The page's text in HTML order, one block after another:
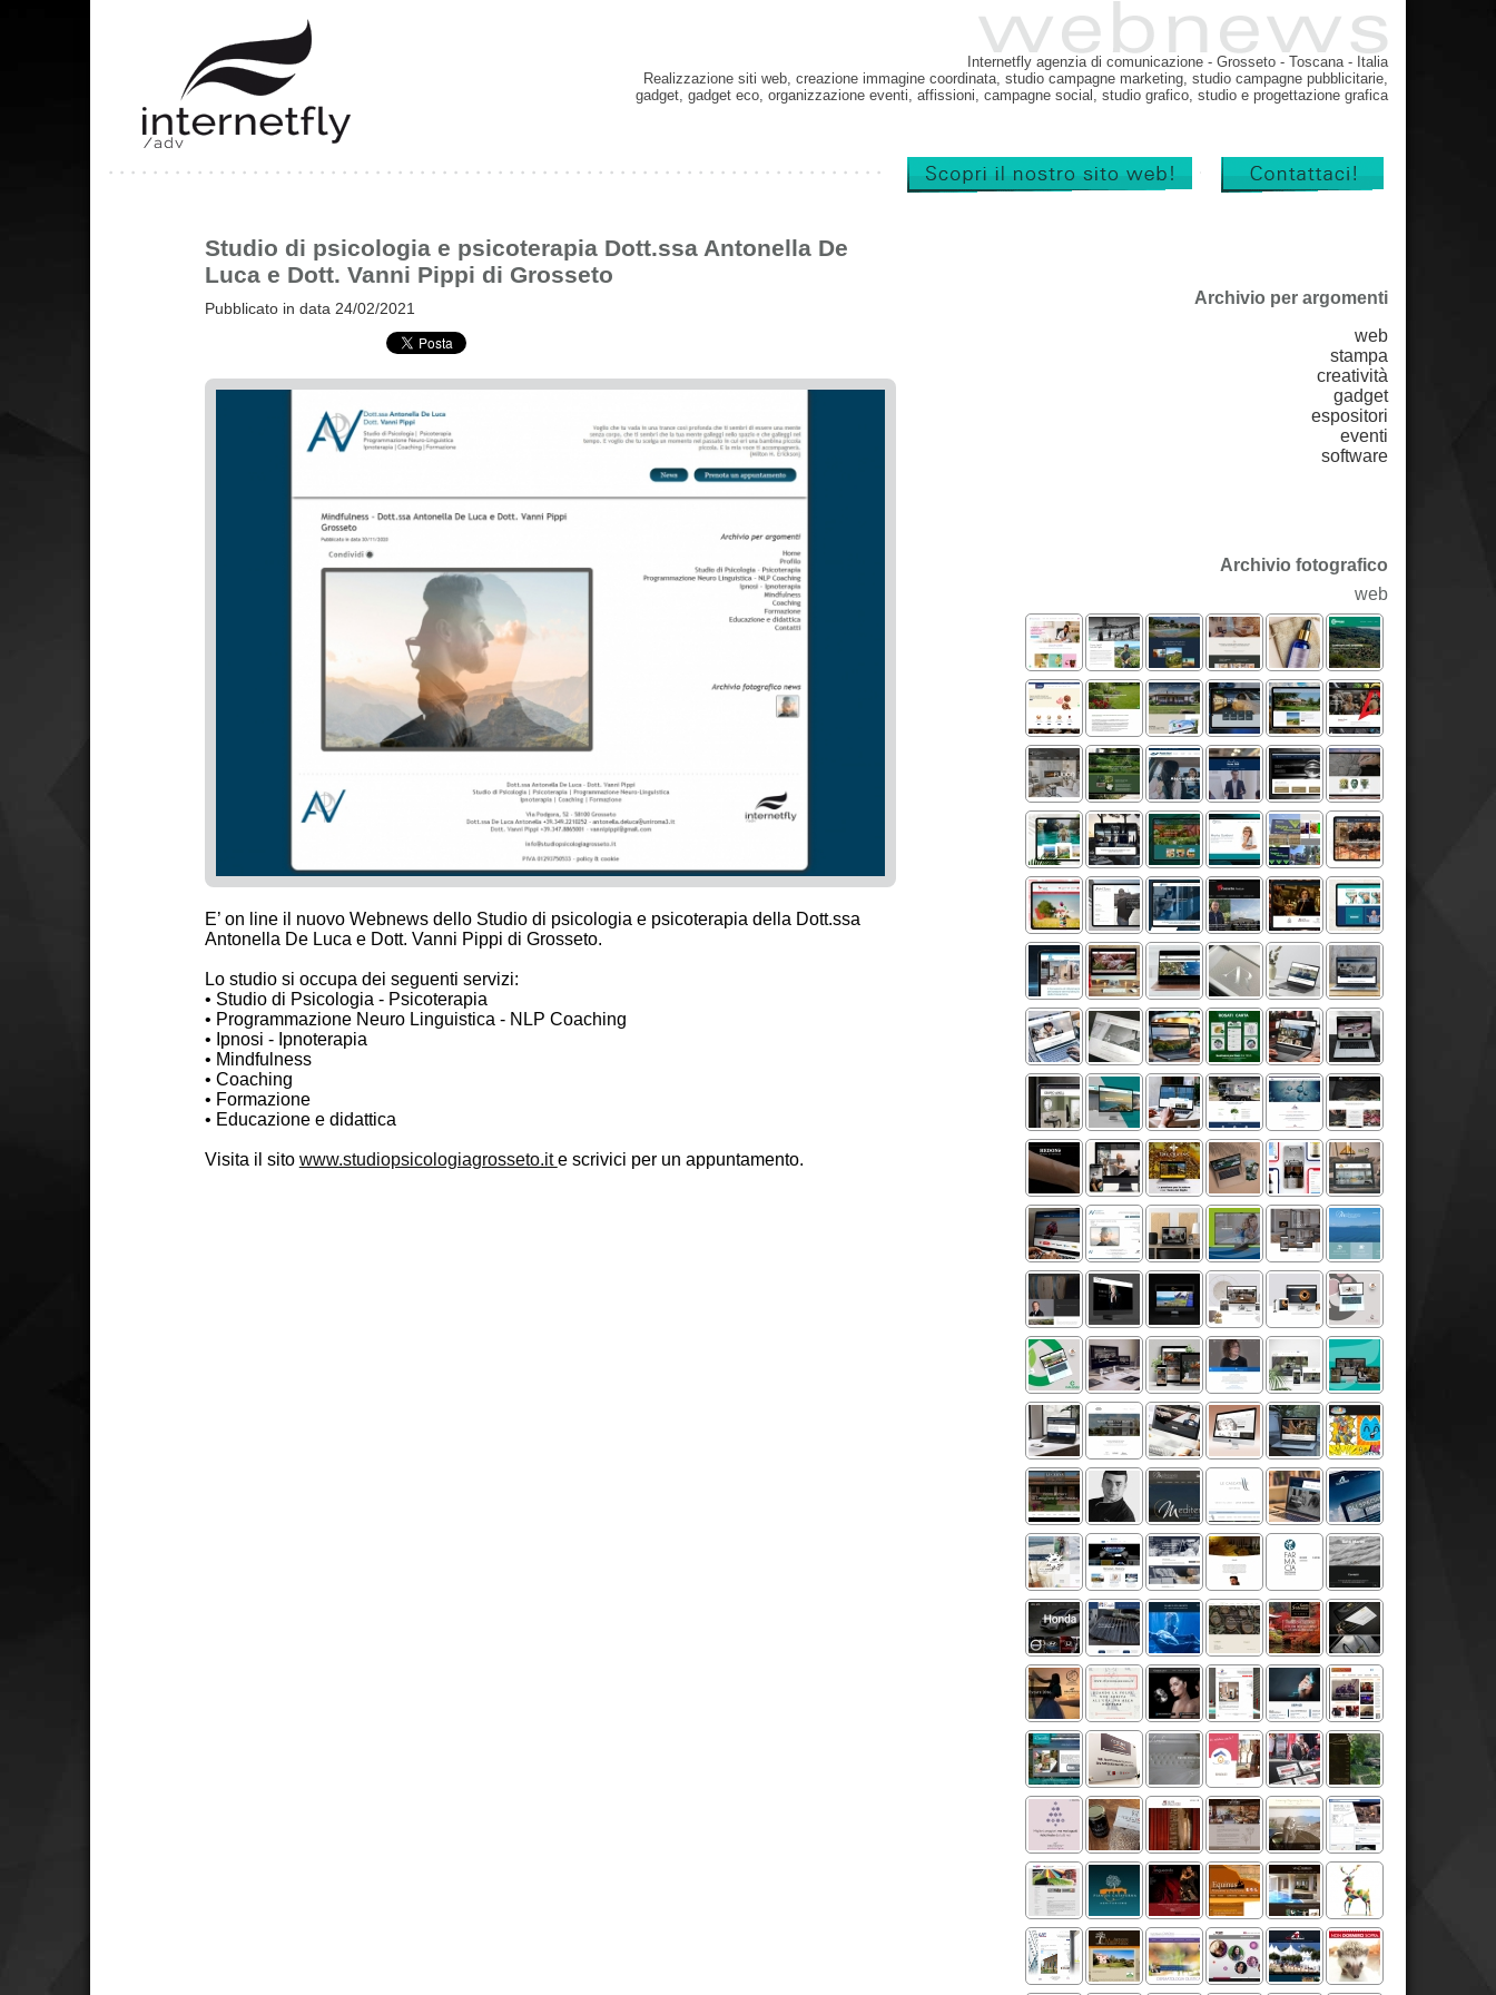
Internetfly agenzia di comunicazione - Grosseto - Toscana - Italia
Realizzazione siti web, creazione immagine coordinata, studio campagne marketing, studio campagne pubblicitarie,
gadget, gadget eco, organizzazione eventi, affissioni, campagne social, studio grafico, studio e progettazione grafica
Archivio per argomenti
web
stampa
creatività
gadget
espositori
eventi
software
Archivio fotografico
web
Studio di psicologia e psicoterapia Dott.ssa Antonella De
Luca e Dott. Vanni Pippi di Grosseto
Pubblicato in data 24/02/2021
E’ on line il nuovo Webnews dello Studio di psicologia e psicoterapia della Dott.ssa
Antonella De Luca e Dott. Vanni Pippi di Grosseto.
Lo studio si occupa dei seguenti servizi:
• Studio di Psicologia - Psicoterapia
• Programmazione Neuro Linguistica - NLP Coaching
• Ipnosi - Ipnoterapia
• Mindfulness
• Coaching
• Formazione
• Educazione e didattica
Visita il sito www.studiopsicologiagrosseto.ite scrivici per un appuntamento.